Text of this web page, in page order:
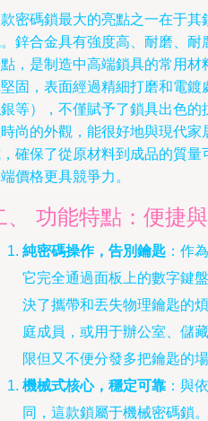
密碼鎖最大的亮點之一在于
鋅合金具有強度高、耐磨、
，是制造中高端鎖具的常用
固，表面經過精細打磨和電
等），不僅賦予了鎖具出色
尚的外觀，能很好地與現代
確保了從原材料到成品的質
價格更具競爭力。
、 功能特點：便捷
純密碼操作，告別鑰匙 ：作
它完全通過面板上的數字鍵
決了攜帶和丟失物理鑰匙的
庭成員，或用于辦公室、儲
限但又不便分發多把鑰匙的場
機械式核心，穩定可靠 ：與
同，這款鎖屬于機械密碼鎖